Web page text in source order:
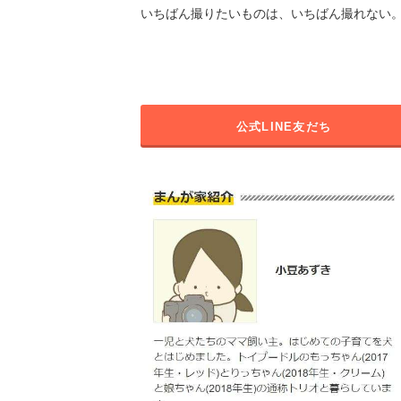
いちばん撮りたいものは、いちばん撮れない
公式LINE友だち